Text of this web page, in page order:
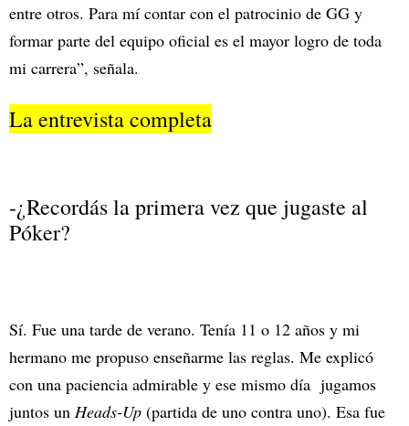
entre otros. Para mí contar con el patrocinio de GG y
formar parte del equipo oficial es el mayor logro de toda
mi carrera”, señala.
La entrevista completa
-¿Recordás la primera vez que jugaste al
Póker?
Sí. Fue una tarde de verano. Tenía 11 o 12 años y mi
hermano me propuso enseñarme las reglas. Me explicó
con una paciencia admirable y ese mismo día jugamos
juntos un Heads-Up (partida de uno contra uno). Esa fue